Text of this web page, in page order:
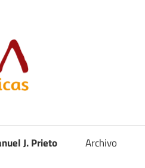
J. Prieto Archivo